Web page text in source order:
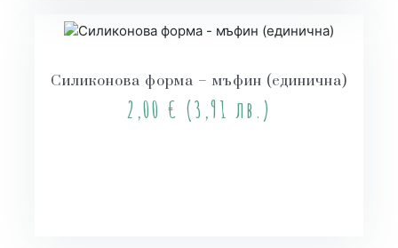
Силиконова форма – мъфин (единична)
2,00 € (3,91 лв.)